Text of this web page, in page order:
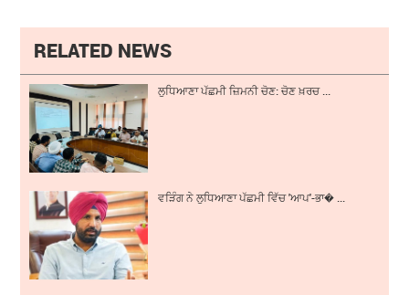
RELATED NEWS
ਲੁਧਿਆਣਾ ਪੱਛਮੀ ਜ਼ਿਮਨੀ ਚੋਣ: ਚੋਣ ਖ਼ਰਚ ...
ਵੜਿੰਗ ਨੇ ਲੁਧਿਆਣਾ ਪੱਛਮੀ ਵਿੱਚ 'ਆਪ'-ਭਾ� ...